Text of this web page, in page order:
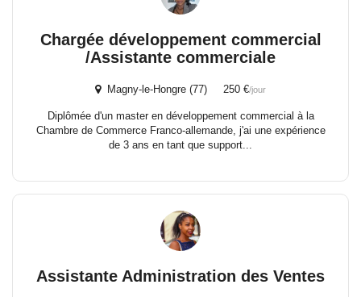
Chargée développement commercial
/Assistante commerciale
Magny-le-Hongre (77) 250 €/jour
Diplômée d'un master en développement commercial à la
Chambre de Commerce Franco-allemande, j'ai une expérience
de 3 ans en tant que support...
Assistante Administration des Ventes